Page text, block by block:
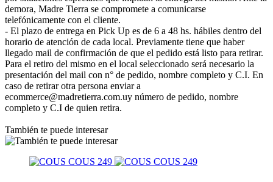
demora, Madre Tierra se compromete a comunicarse
telefónicamente con el cliente.
- El plazo de entrega en Pick Up es de 6 a 48 hs. hábiles dentro del
horario de atención de cada local. Previamente tiene que haber
llegado mail de confirmación de que el pedido está listo para retirar.
Para el retiro del mismo en el local seleccionado será necesario la
presentación del mail con n° de pedido, nombre completo y C.I. En
caso de retirar otra persona enviar a
ecommerce@madretierra.com.uy número de pedido, nombre
completo y C.I de quien retira.
También te puede interesar